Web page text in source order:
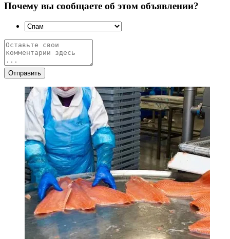
Почему вы сообщаете об этом объявлении?
Отправить